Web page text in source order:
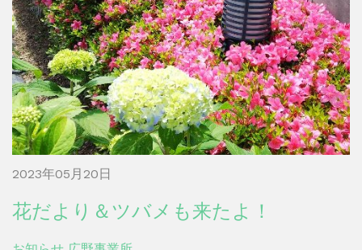
2023年05月20日
花だより＆ツバメも来たよ！